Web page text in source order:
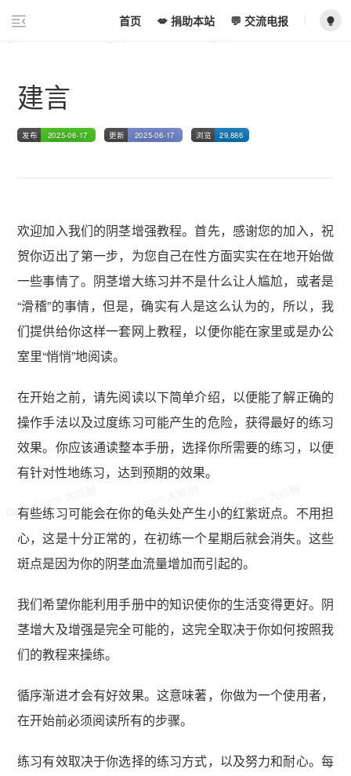
首页 💋 捐助本站 💬 交流电报
建言
发布 2025-06-17 更新 2025-06-17 浏览 29,886
欢迎加入我们的阴茎增强教程。首先，感谢您的加入，祝
贺你迈出了第一步，为您自己在性方面实实在在地开始做
一些事情了。阴茎增大练习并不是什么让人尴尬，或者是
“滑稽”的事情，但是，确实有人是这么认为的，所以，我
们提供给你这样一套网上教程，以便你能在家里或是办公
室里“悄悄”地阅读。
在开始之前，请先阅读以下简单介绍，以便能了解正确的
操作手法以及过度练习可能产生的危险，获得最好的练习
效果。你应该通读整本手册，选择你所需要的练习，以便
有针对性地练习，达到预期的效果。
有些练习可能会在你的龟头处产生小的红紫斑点。不用担
心，这是十分正常的，在初练一个星期后就会消失。这些
斑点是因为你的阴茎血流量增加而引起的。
我们希望你能利用手册中的知识使你的生活变得更好。阴
茎增大及增强是完全可能的，这完全取决于你如何按照我
们的教程来操练。
循序渐进才会有好效果。这意味著，你做为一个使用者，
在开始前必须阅读所有的步骤。
练习有效取决于你选择的练习方式，以及努力和耐心。每
Dajibai.com 大鸡掰 Dajibai.com 大鸡掰Dajibai.com 大鸡掰
Dajibai.com 大鸡掰 Dajibai.com 大鸡掰 Dajibai.com 大鸡掰